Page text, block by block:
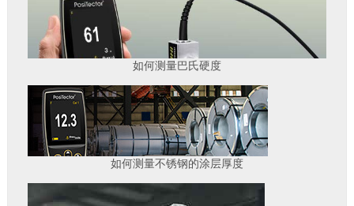
如何测量巴氏硬度
如何测量不锈钢的涂层厚度